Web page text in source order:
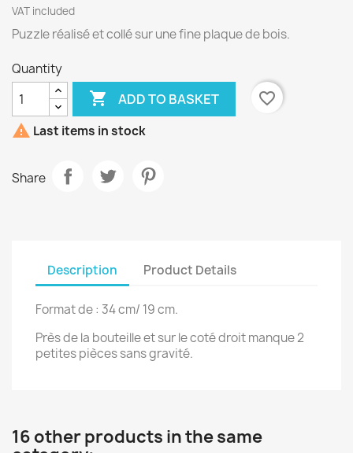
VAT included
Puzzle réalisé et collé sur une fine plaque de bois.
Quantity
 ADD TO BASKET
favorite_border
 Last items in stock
Share
Description Product Details
Format de : 34 cm/ 19 cm.
Près de la bouteille et sur le coté droit manque 2
petites pièces sans gravité.
16 other products in the same